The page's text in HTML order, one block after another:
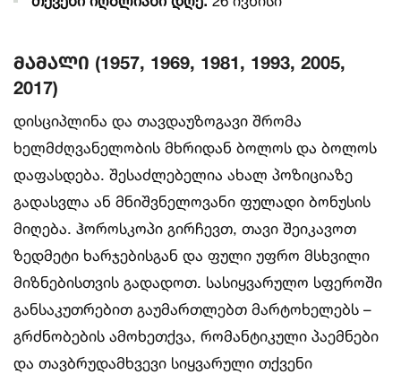
მამალი (1957, 1969, 1981, 1993, 2005,
2017)
დისციპლინა და თავდაუზოგავი შრომა
ხელმძღვანელობის მხრიდან ბოლოს და ბოლოს
დაფასდება. შესაძლებელია ახალ პოზიციაზე
გადასვლა ან მნიშვნელოვანი ფულადი ბონუსის
მიღება. ჰოროსკოპი გირჩევთ, თავი შეიკავოთ
ზედმეტი ხარჯებისგან და ფული უფრო მსხვილი
მიზნებისთვის გადადოთ. სასიყვარულო სფეროში
განსაკუთრებით გაუმართლებთ მარტოხელებს –
გრძნობების ამოხეთქვა, რომანტიკული პაემნები
და თავბრუდამხვევი სიყვარული თქვენი